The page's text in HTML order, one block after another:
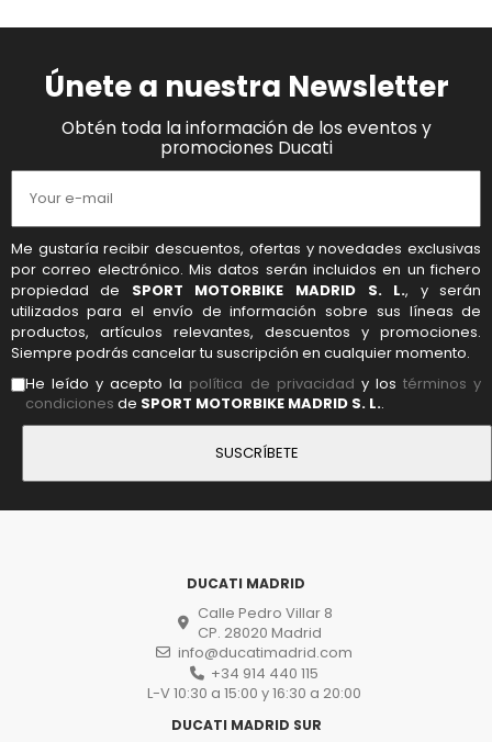
Únete a nuestra Newsletter
Obtén toda la información de los eventos y
promociones Ducati
Me gustaría recibir descuentos, ofertas y novedades exclusivas
por correo electrónico. Mis datos serán incluidos en un fichero
propiedad de SPORT MOTORBIKE MADRID S. L., y serán
utilizados para el envío de información sobre sus líneas de
productos, artículos relevantes, descuentos y promociones.
Siempre podrás cancelar tu suscripción en cualquier momento.
He leído y acepto la política de privacidad y lostérminos y
condiciones de SPORT MOTORBIKE MADRID S. L..
DUCATI MADRID
Calle Pedro Villar 8
CP. 28020 Madrid
info@ducatimadrid.com
+34 914 440 115
L-V 10:30 a 15:00 y 16:30 a 20:00
DUCATI MADRID SUR